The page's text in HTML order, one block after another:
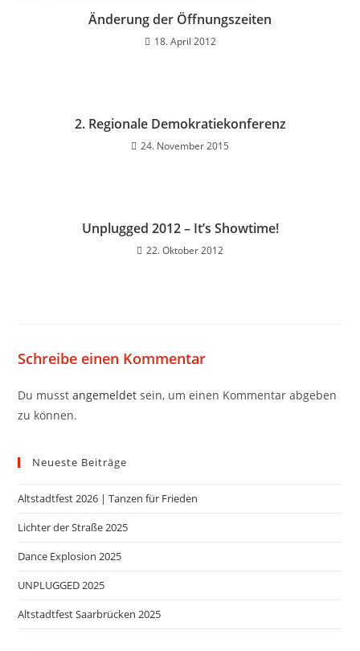
Änderung der Öffnungszeiten
18. April 2012
2. Regionale Demokratiekonferenz
24. November 2015
Unplugged 2012 – It’s Showtime!
22. Oktober 2012
Schreibe einen Kommentar
Du musstangemeldet sein, um einen Kommentar abgeben
zu können.
Neueste Beiträge
Altstadtfest 2026 | Tanzen für Frieden
Lichter der Straße 2025
Dance Explosion 2025
UNPLUGGED 2025
Altstadtfest Saarbrücken 2025